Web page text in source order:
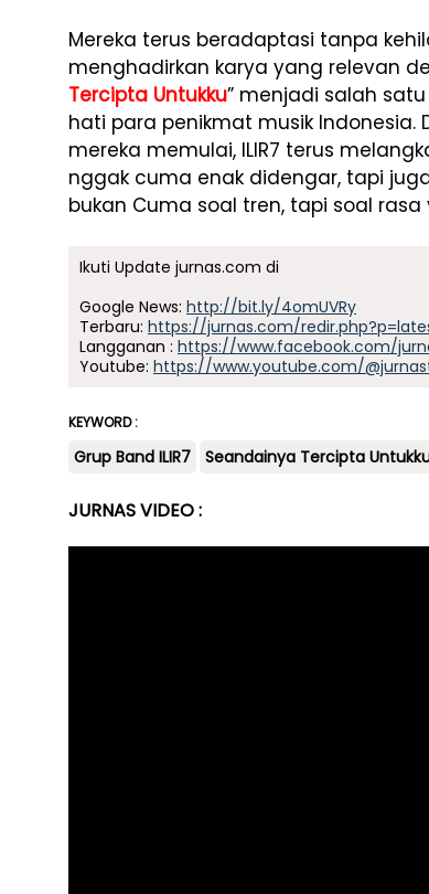
Mereka terus beradaptasi tanpa
menghadirkan karya yang relevan
Tercipta Untukku” menjadi salah
hati para penikmat musik
mereka memulai, ILIR7 terus
nggak cuma enak didengar, tapi
bukan Cuma soal tren, tapi soal
Ikuti Update jurnas.com di
Google News: http://bit.ly/4omUVRy
Terbaru: https://jurnas.com/
Langganan : https://www.facebook.com/
Youtube: https://www.youtube.com/
KEYWORD :
Grup Band ILIR7 Seandainya Tercipta
JURNAS VIDEO :